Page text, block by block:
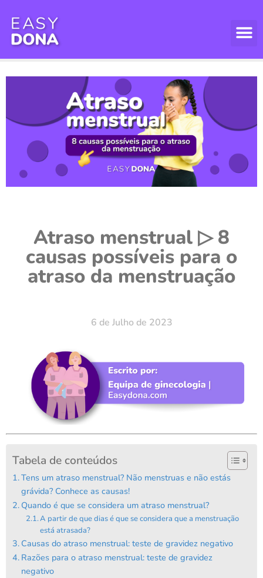
Atraso menstrual ▷ 8
causas possíveis para o
atraso da menstruação
6 de Julho de 2023
Tabela de conteúdos
Tens um atraso menstrual? Não menstruas e não estás
grávida? Conhece as causas!
Quando é que se considera um atraso menstrual?
A partir de que dias é que se considera que a menstruação
está atrasada?
Causas do atraso menstrual: teste de gravidez negativo
Razões para o atraso menstrual: teste de gravidez
negativo